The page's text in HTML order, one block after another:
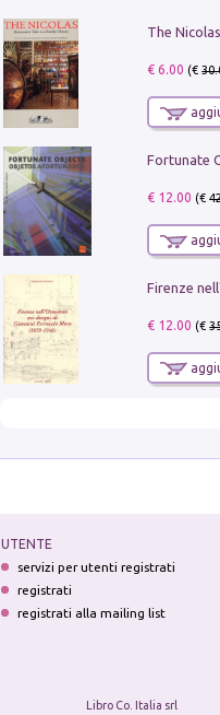
€ 6.00 (€
€ 12.00 (€
€ 12.00 (€
UTENTE
servizi per utenti registrati
registrati
registrati alla mailing list
Libro Co. Italia srl